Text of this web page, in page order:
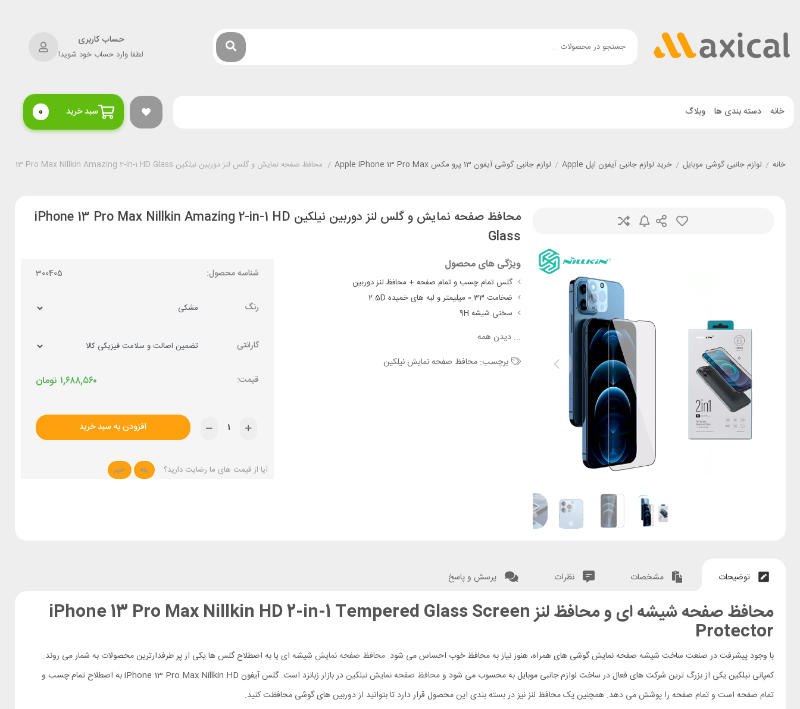
حساب کاربری
لطفا وارد حساب خود شوید!
خانه دسته بندی ها وبلاگ سبد خرید 0
خانه / لوازم جانبی گوشی موبایل / خرید لوازم جانبی آیفون اپل Apple / لوازم جانبی گوشی آیفون 13 پرو مکس Apple iPhone 13 Pro Max / محافظ صفحه نمایش و گلس لنز دوربین نیلکین iPhone 13 Pro Max Nillkin Amazing 2-in-1 HD Glass
محافظ صفحه نمایش و گلس لنز دوربین نیلکین iPhone 13 Pro Max Nillkin Amazing 2-in-1 HD
Glass
ویژگی های محصول
گلس تمام چسب و تمام صفحه + محافظ لنز دوربین
ضخامت 0.33 میلیمتر و لبه های خمیده 2.5D
سختی شیشه 9H
...دیدن همه
برچسب:محافظ صفحه نمایش نیلکین
شناسه محصول: 300405
رنگ
گارانتی
تومان ۱,۶۸۸,۵۶۰
افزودن به سبد خرید
آیا از قیمت های ما رضایت دارید؟ بله خیر
توضیحات مشخصات نظرات پرسش و پاسخ
محافظ صفحه شیشه ای و محافظ لنز iPhone 13 Pro Max Nillkin HD 2-in-1 Tempered Glass Screen
Protector
با وجود پیشرفت در صنعت ساخت شیشه صفحه نمایش گوشی های همراه، هنوز نیاز به محافظ خوب احساس می شود.محافظ صفحه نمایش شیشه ای یا به اصطلاح گلس ها یکی از پر طرفدارترین محصولات به شمار می روند.
کمپانی نیلکین یکی از بزرگ ترین شرکت های فعال در ساخت لوازم جانبی موبایل به محسوب می شود ومحافظ صفحه نمایش نیلکین
در بازار زبانزد است. گلس آیفون iPhone 13 Pro Max Nillkin HD به اصطلاح تمام چسب و
تمام صفحه است و تمام صفحه را پوشش می دهد. همچنین یک محافظ لنز نیز در بسته بندی این محصول قرار دارد تا بتوانید از دوربین های گوشی محافظت کنید.